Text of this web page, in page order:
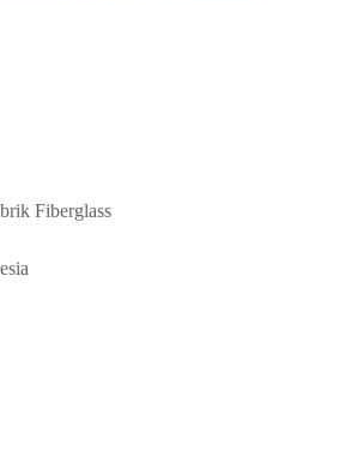
Fiberglass